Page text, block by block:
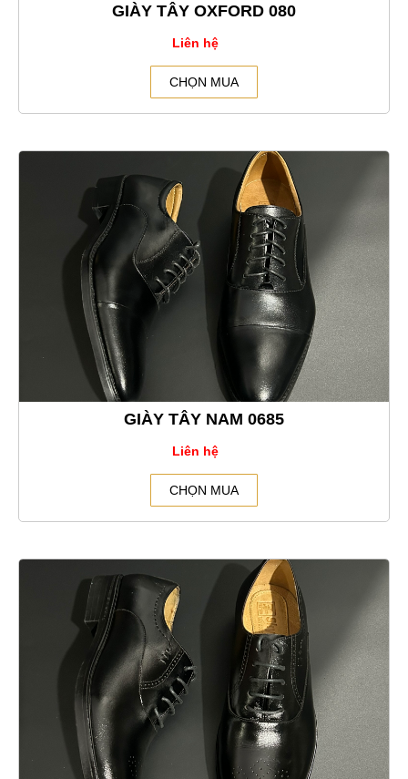
GIÀY TÂY OXFORD 080
Liên hệ
CHỌN MUA
GIÀY TÂY NAM 0685
Liên hệ
CHỌN MUA